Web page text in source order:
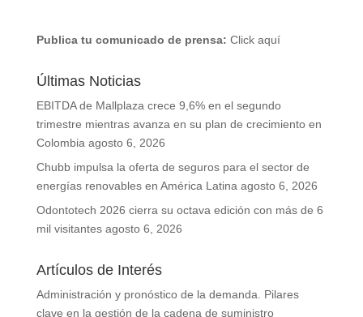
Publica tu comunicado de prensa: Click aquí
Últimas Noticias
EBITDA de Mallplaza crece 9,6% en el segundo
trimestre mientras avanza en su plan de crecimiento en
Colombia agosto 6, 2026
Chubb impulsa la oferta de seguros para el sector de
energías renovables en América Latina agosto 6, 2026
Odontotech 2026 cierra su octava edición con más de 6
mil visitantes agosto 6, 2026
Artículos de Interés
Administración y pronóstico de la demanda. Pilares
clave en la gestión de la cadena de suministro